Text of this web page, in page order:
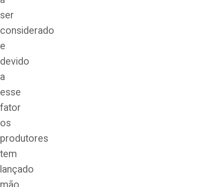
ser
considerado
e
devido
a
esse
fator
os
produtores
tem
lançado